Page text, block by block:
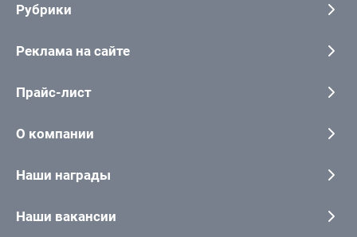
Рубрики
Реклама на сайте
Прайс-лист
О компании
Наши награды
Наши вакансии